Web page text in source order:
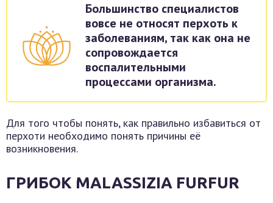
Большинство специалистов
вовсе не относят перхоть к
заболеваниям, так как она не
сопровождается
воспалительными
процессами организма.
Для того чтобы понять, как правильно избавиться от
перхоти необходимо понять причины её
возникновения.
ГРИБОК MALASSIZIA FURFUR